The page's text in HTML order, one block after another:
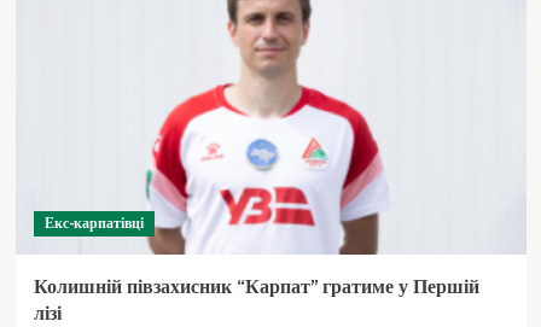
Екс-карпатівці
Колишній півзахисник “Карпат” гратиме у Першій
лізі